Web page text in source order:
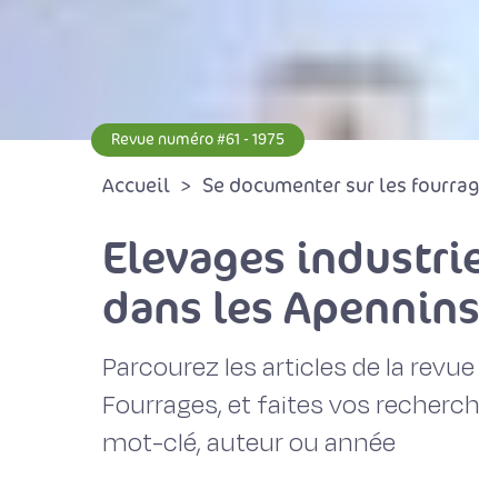
Revue numéro #61 - 1975
Accueil Se documenter sur les
Elevages
dans les Apennins
Parcourez les articles de la revue
Fourrages, et faites vos
mot-clé, auteur ou année